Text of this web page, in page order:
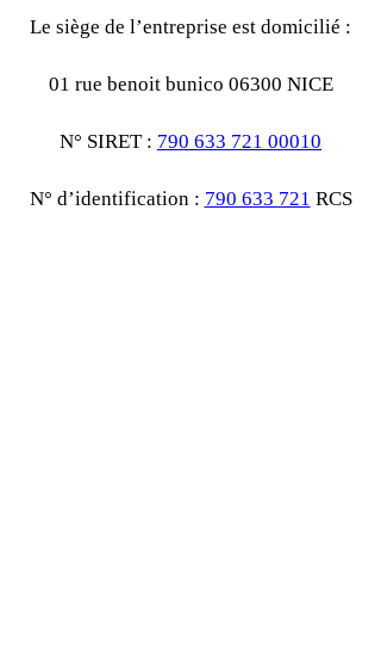
Le siège de l’entreprise est domicilié :
01 rue benoit bunico 06300 NICE
N° SIRET : 790 633 721 00010
N° d’identification : 790 633 721 RCS